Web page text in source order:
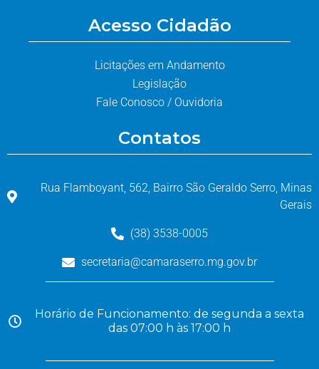
Acesso Cidadão
Licitações em Andamento
Legislação
Fale Conosco / Ouvidoria
Contatos
Rua Flamboyant, 562, Bairro São Geraldo Serro, Minas
Gerais
(38) 3538-0005
secretaria@camaraserro.mg.gov.br
Horário de Funcionamento: de segunda a sexta
das 07:00 h às 17:00 h